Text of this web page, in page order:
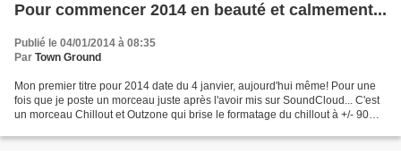
Pour commencer 2014 en beauté et calmement...
Publié le 04/01/2014 à 08:35
Par Town Ground
Mon premier titre pour 2014 date du 4 janvier, aujourd'hui même! Pour une
fois que je poste un morceau juste après l'avoir mis sur SoundCloud... C'est
un morceau Chillout et Outzone qui brise le formatage du chillout à +/- 90